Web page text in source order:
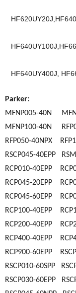
HF640UY400J,
Parker:
MFNP005-40N
MFNP100-40N
RFP050-40NPX
RSCP045-40EPP
RCP010-40EPP
RCP045-20EPP
RCP045-60EPP
RCP100-40EPP
RCP200-40EPP
RCP400-40EPP
RCP900-60EPP
RSCP010-60SPP
RSCP030-60EPP